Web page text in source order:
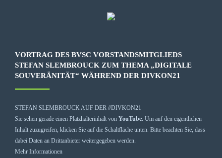
VORTRAG DES BVSC VORSTANDSMITGLIEDS
STEFAN SLEMBROUCK ZUM THEMA „DIGITALE
SOUVERÄNITÄT“ WÄHREND DER DIVKON21
STEFAN SLEMBROUCK AUF DER #DIVKON21
Sie sehen gerade einen Platzhalterinhalt von YouTube . Um auf den eigentlichen
Inhalt zuzugreifen, klicken Sie auf die Schaltfläche unten. Bitte beachten Sie, dass
dabei Daten an Drittanbieter weitergegeben werden.
Mehr Informationen